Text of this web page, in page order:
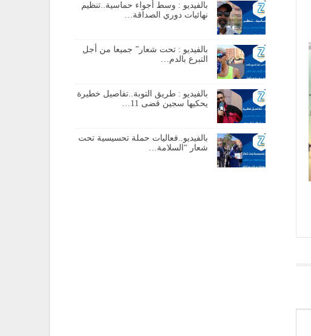
بالفيديو : وسط أجواء حماسية..تنظيم
نهائيات دوري الصداقة…
بالفيديو : تحت شعار” جميعا من أجل
التبرع بالدم…
بالفيديو : طريق التوبة..تفاصيل خطيرة
يحكيها سجين قضى 11…
بالفيديو..فعاليات حملة تحسيسية تحت
شعار “السلامة…